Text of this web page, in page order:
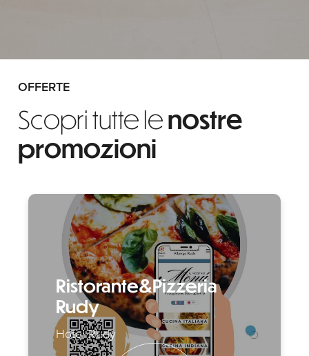
OFFERTE
Scopri tutte lenostre
promozioni
Ristorante&Pizzeria
Rudy
Hotel Rudy